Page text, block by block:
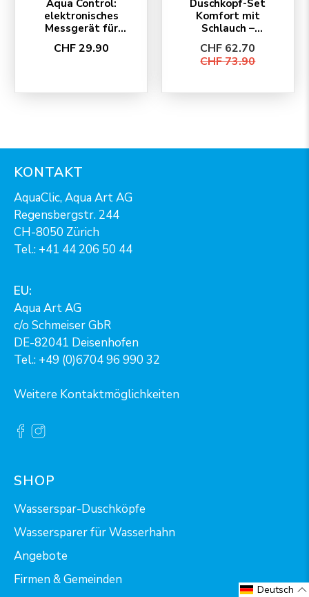
Aqua Control:
elektronisches
Messgerät für
CHF 29.90
Duschkopf-Set
Komfort mit
Schlauch –
EcoChrome
CHF 62.70
CHF 73.90
KONTAKT
AquaClic, Aqua Art AG
Regensbergstr. 244
CH-8050 Zürich
Tel.: +41 44 206 50 44
EU:
Aqua Art AG
c/o Schmeiser GbR
DE-82041 Deisenhofen
Tel.: +49 (0)6704 96 990 32
Weitere Kontaktmöglichkeiten
SHOP
Wasserspar-Duschköpfe
Wassersparer für Wasserhahn
Angebote
Firmen & Gemeinden
Deutsch